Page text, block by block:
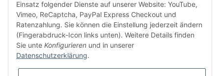
Bitte senden Sie mir entsprechend IhrerDatenschutzerklärungregelmäßig und
jederzeit widerruflich Informationen zu Ihrem Produktsortiment per E-Mail zu.
Einsatz folgender Dienste auf unserer Website: YouTube,
Vimeo, ReCaptcha, PayPal Express Checkout und
Ratenzahlung. Sie können die Einstellung jederzeit ändern
(Fingerabdruck-Icon links unten). Weitere Details finden
Sie unte Konfigurieren und in unserer
Datenschutzerklärung.